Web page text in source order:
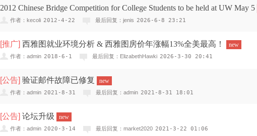
2012 Chinese Bridge Competition for College Students to be held at UW May 5
作者：kecoli 2012-4-22 最后回复：jenis 2026-6-8 23:21
[推广] 西雅图就业环境分析 & 西雅图房价年涨幅13%全美最高！ new
作者：admin 2018-6-1 最后回复：ElizabethHawki 2026-3-30 20:41
[公告] 验证邮件故障已修复 new
作者：admin 2021-8-31 最后回复：admin 2021-8-31 18:01
[公告] 论坛升级 new
作者：admin 2020-3-14 最后回复：market2020 2021-3-22 01:06